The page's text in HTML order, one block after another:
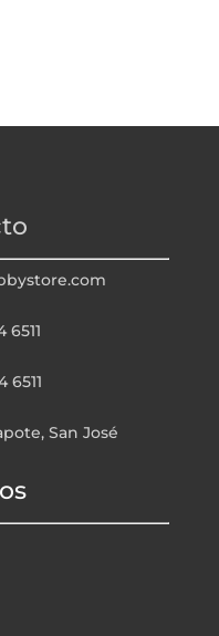
6511
6511
San José